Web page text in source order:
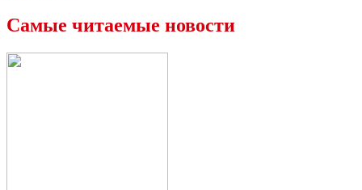
новом
Самые читаемые новости